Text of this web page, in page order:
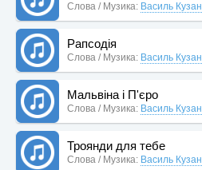
Слова / Музика: Василь Кузан
Рапсодія
Слова / Музика: Василь Кузан
Мальвіна і П'єро
Слова / Музика: Василь Кузан
Троянди для тебе
Слова / Музика: Василь Кузан